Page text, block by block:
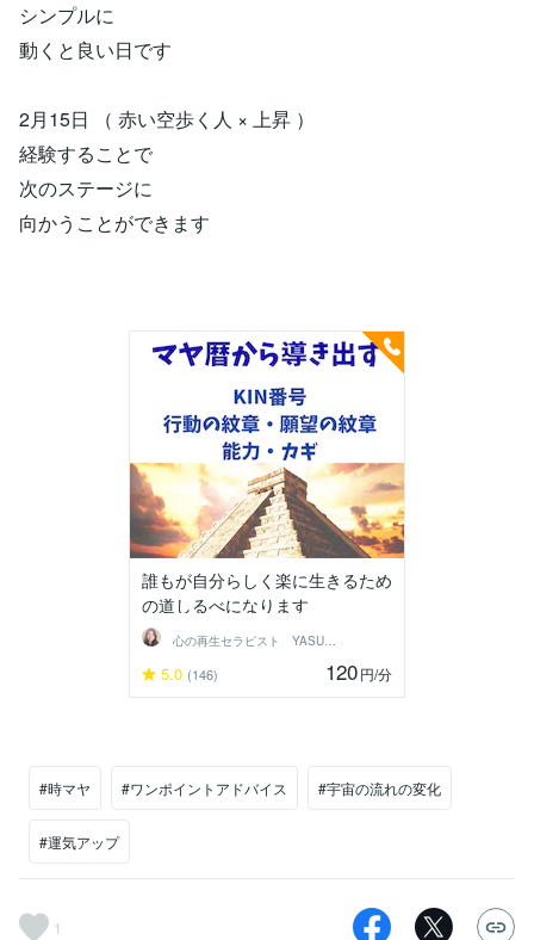
シンプルに
動くと良い日です
2月15日 （ 赤い空歩く人 × 上昇 ）
経験することで
次のステージに
向かうことができます
誰もが自分らしく楽に生きるため
の道しるべになります
心の再生セラピスト YASUKO
5.0 (146) 120円/分
#時マヤ #ワンポイントアドバイス #宇宙の流れの変化
#運気アップ
1